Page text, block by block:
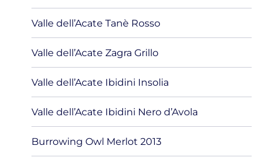
Valle dell’Acate Tanè Rosso
Valle dell’Acate Zagra Grillo
Valle dell’Acate Ibidini Insolia
Valle dell’Acate Ibidini Nero d’Avola
Burrowing Owl Merlot 2013